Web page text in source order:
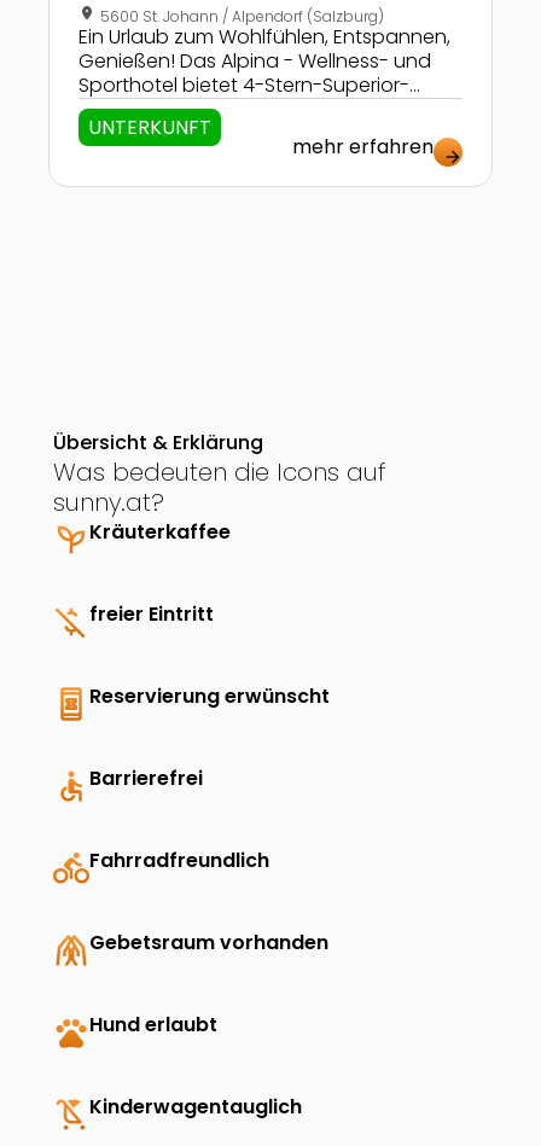
location_on 5600 St. Johann / Alpendorf (Salzburg)
Ein Urlaub zum Wohlfühlen, Entspannen,
Genießen! Das Alpina - Wellness- und
Sporthotel bietet 4-Stern-Superior-
Niveau für die ganze Familie! Bei
Wellness, Sport- und Aktivprogramm
findet jeder das passende Angebot!
UNTERKUNFT
mehr erfahren arrow_forward
Übersicht & Erklärung
Was bedeuten die Icons auf
sunny.at?
psychiatryKräuterkaffee
money_off freier Eintritt
book_online Reservierung erwünscht
accessible Barrierefrei
directions_bikeFahrradfreundlich
folded_handsGebetsraum vorhanden
petsHund erlaubt
child_friendly Kinderwagentauglich